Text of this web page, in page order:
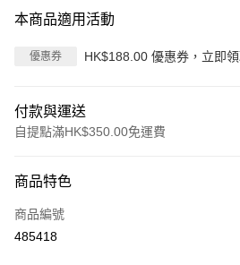
本商品適用活動
優惠券 HK$188.00 優惠券，立即
付款與運送
自提點滿HK$350.00免運費
信用卡
Apple Pay
商品特色
商品編號
485418